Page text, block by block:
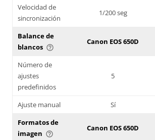
Velocidad de
sincronización
1/200 seg
Balance de
blancos help_outline
Canon EOS 650D
Número de
ajustes
predefinidos
5
Ajuste manual Sí
Formatos de
imagen help_outline
Canon EOS 650D